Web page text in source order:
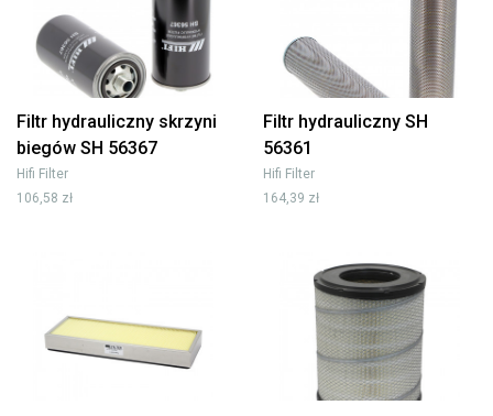
Filtr hydrauliczny skrzyni
biegów SH 56367
Hifi Filter
106,58 zł
Filtr hydrauliczny SH
56361
Hifi Filter
164,39 zł